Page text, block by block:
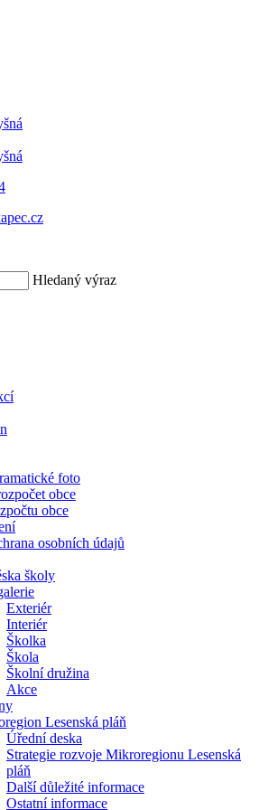
Hledaný výraz
foto
obce
obce
osobních údajů
školy
Exteriér
Interiér
Školka
Škola
Školní družina
Akce
Lesenská pláň
Úřední deska
Strategie rozvoje Mikroregionu Lesenská
pláň
Další důležité informace
Ostatní informace